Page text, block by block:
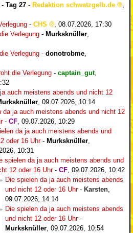
Tag 27 - Redaktion schwatzgelb.de
- CHS
08.07.2026, 17:30
Verlegung - Murksknüller
Verlegung - donotrobme
die Verlegung - captain_gut,
auch meistens abends und nicht 12
09.07.2026, 10:14
da ja auch meistens abends und nicht 12
- CF 09.07.2026, 10:29
da ja auch meistens abends und
oder 16 Uhr- Murksknüller
10:31
spielen da ja auch meistens abends und
12 oder 16 Uhr- CF 09.07.2026, 10:42
Die spielen da ja auch meistens abends
und nicht 12 oder 16 Uhr- Karsten
09.07.2026, 14:14
Die spielen da ja auch meistens abends
und nicht 12 oder 16 Uhr-
Murksknüller 09.07.2026, 10:54